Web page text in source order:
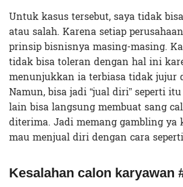
Untuk kasus tersebut, saya tidak
atau salah. Karena setiap
prinsip bisnisnya masing-masing.
tidak bisa toleran dengan hal ini
menunjukkan ia terbiasa tidak jujur
Namun, bisa jadi “jual diri” seperti
lain bisa langsung membuat sang
diterima. Jadi memang gambling ya
mau menjual diri dengan cara
Kesalahan calon karyawan